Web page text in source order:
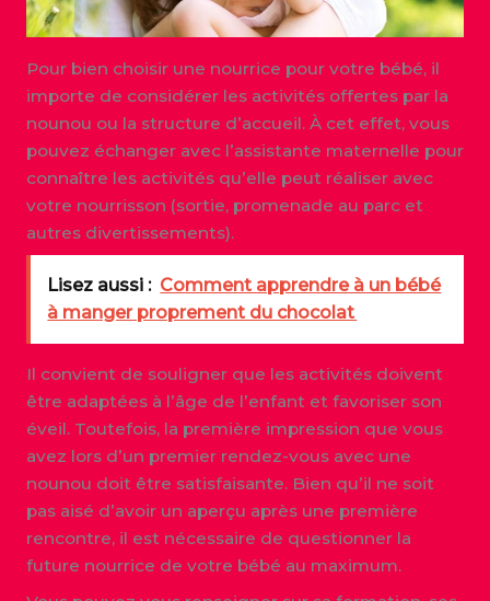
Pour bien choisir une nourrice pour votre bébé, il
importe de considérer les activités offertes par la
nounou ou la structure d’accueil. À cet effet, vous
pouvez échanger avec l’assistante maternelle pour
connaître les activités qu’elle peut réaliser avec
votre nourrisson (sortie, promenade au parc et
autres divertissements).
Lisez aussi : Comment apprendre à un bébé
à manger proprement du chocolat
Il convient de souligner que les activités doivent
être adaptées à l’âge de l’enfant et favoriser son
éveil. Toutefois, la première impression que vous
avez lors d’un premier rendez-vous avec une
nounou doit être satisfaisante. Bien qu’il ne soit
pas aisé d’avoir un aperçu après une première
rencontre, il est nécessaire de questionner la
future nourrice de votre bébé au maximum.